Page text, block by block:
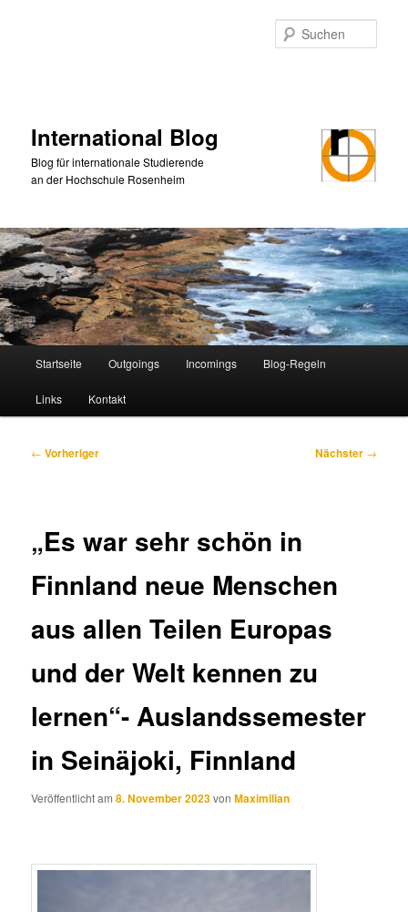
International Blog
Blog für internationale Studierende
an der Hochschule Rosenheim
Startseite Outgoings Incomings Blog-Regeln
Links Kontakt
Beitragsnavigation
← Vorheriger Nächster →
„Es war sehr schön in
Finnland neue Menschen
aus allen Teilen Europas
und der Welt kennen zu
lernen“- Auslandssemester
in Seinäjoki, Finnland
Veröffentlicht am8. November 2023vonMaximilian